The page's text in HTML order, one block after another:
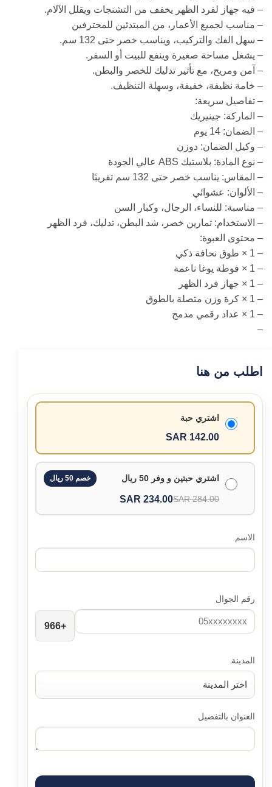
– فيه جهاز لفرد الظهر يخفف من التشنجات ويقلل الآلام.
– مناسب لجميع الأعمار، من المبتدئين للمحترفين
– سهل الفك والتركيب، ويناسب خصر حتى 132 سم.
– يشغل مساحة صغيرة وينفع للبيت أو السفر.
– آمن ومريح، مع تأثير تدليك للخصر والبطن.
– خامة نظيفة، خفيفة، وسهلة التنظيف.
– تفاصيل سريعة:
– الماركة: جينيريك
– الضمان: 14 يوم
– وكيل الضمان: دوزن
– نوع المادة: بلاستيك ABS عالي الجودة
– المقاس: يناسب خصر حتى 132 سم تقريبًا
– الألوان: عشوائي
– مناسبة: للنساء، الرجال، وكبار السن
– الاستخدام: تمارين خصر، شد البطن، تدليك، فرد الظهر
– محتوى العبوة:
– 1 × طوق نحافة ذكي
– 1 × فوطة يوغا ناعمة
– 1 × جهاز فرد الظهر
– 1 × كرة وزن متصلة بالطوق
– 1 × عداد رقمي مدمج
–
اطلب من هنا
اشتري حبة
142.00 SAR
اشتري حبتين و وفر 50 ريال خصم 50 ريال
284.00 SAR
234.00 SAR
الاسم
رقم الجوال
+966
المدينة
العنوان بالتفصيل